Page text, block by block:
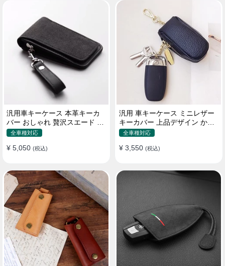
汎用車キーケース 本革キーカ
バー おしゃれ 贅沢スエード 格
好良いデザイン
全車種対応
¥ 5,050 (税込)
汎用 車キーケース ミニレザー
キーカバー 上品デザイン かわ
いい マカロン色
全車種対応
¥ 3,550 (税込)